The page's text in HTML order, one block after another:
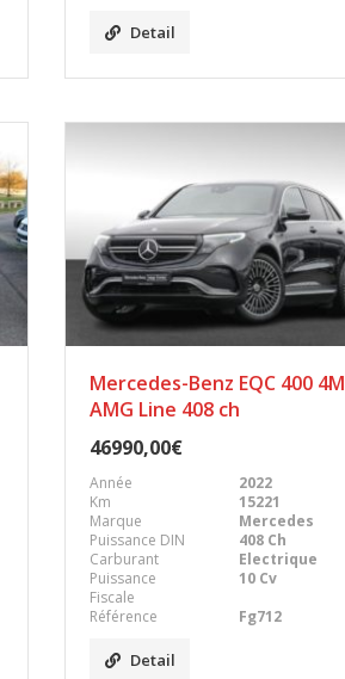
Detail
Mercedes-Benz EQC 400 4M
AMG Line 408 ch
46990,00€
Année
2022
Km
15221
Marque
Mercedes
Puissance DIN
408 Ch
Carburant
Electrique
Puissance
Fiscale
10 Cv
Référence
Fg712
Detail